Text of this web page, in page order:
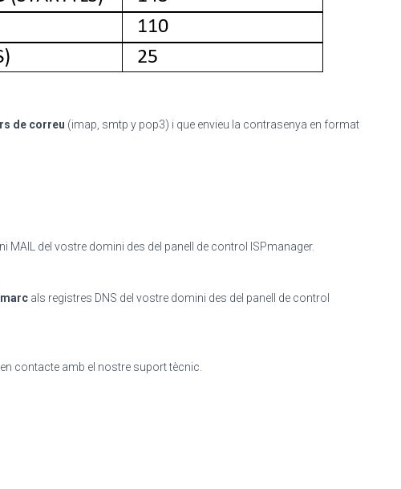
de correu (imap, smtp y pop3) i que envieu la contrasenya en format
MAIL del vostre domini des del panell de control ISPmanager.
als registres DNS del vostre domini des del panell de control
contacte amb el nostre suport tècnic.